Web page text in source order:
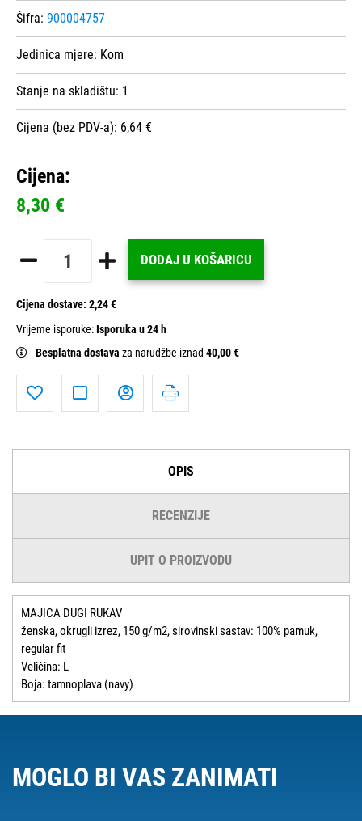
Šifra: 900004757
Jedinica mjere: Kom
Stanje na skladištu: 1
Cijena (bez PDV-a): 6,64 €
Cijena:
8,30 €
DODAJ U KOŠARICU
Cijena dostave: 2,24 €
Vrijeme isporuke:Isporuka u 24 h
Besplatna dostava za narudžbe iznad 40,00 €
OPIS
RECENZIJE
UPIT O PROIZVODU
MAJICA DUGI RUKAV
ženska, okrugli izrez, 150 g/m2, sirovinski sastav: 100% pamuk,
regular fit
Veličina: L
Boja: tamnoplava (navy)
MOGLO BI VAS ZANIMATI